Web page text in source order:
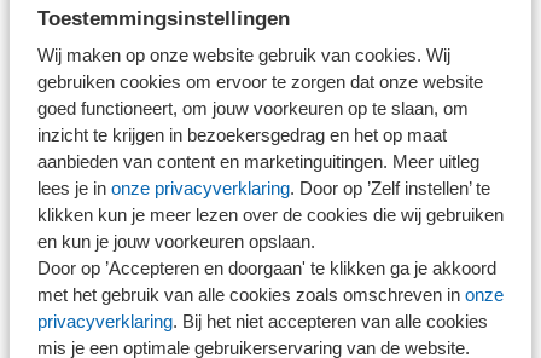
Toestemmingsinstellingen
Wij maken op onze website gebruik van cookies. Wij
gebruiken cookies om ervoor te zorgen dat onze website
goed functioneert, om jouw voorkeuren op te slaan, om
inzicht te krijgen in bezoekersgedrag en het op maat
aanbieden van content en marketinguitingen. Meer uitleg
lees je in onze privacyverklaring. Door op ’Zelf instellen’ te
klikken kun je meer lezen over de cookies die wij gebruiken
en kun je jouw voorkeuren opslaan.
Door op ’Accepteren en doorgaan' te klikken ga je akkoord
met het gebruik van alle cookies zoals omschreven in onze
privacyverklaring. Bij het niet accepteren van alle cookies
mis je een optimale gebruikerservaring van de website.
Nieuwsbank
Handige links
Veilig bestanden delen
SRA-gecertificeerd
Werken bij SRA
Lid worden
Contact